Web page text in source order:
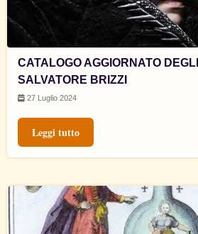
CATALOGO AGGIORNATO
SALVATORE BRIZZI
27 Luglio 2024
Leggi tutto